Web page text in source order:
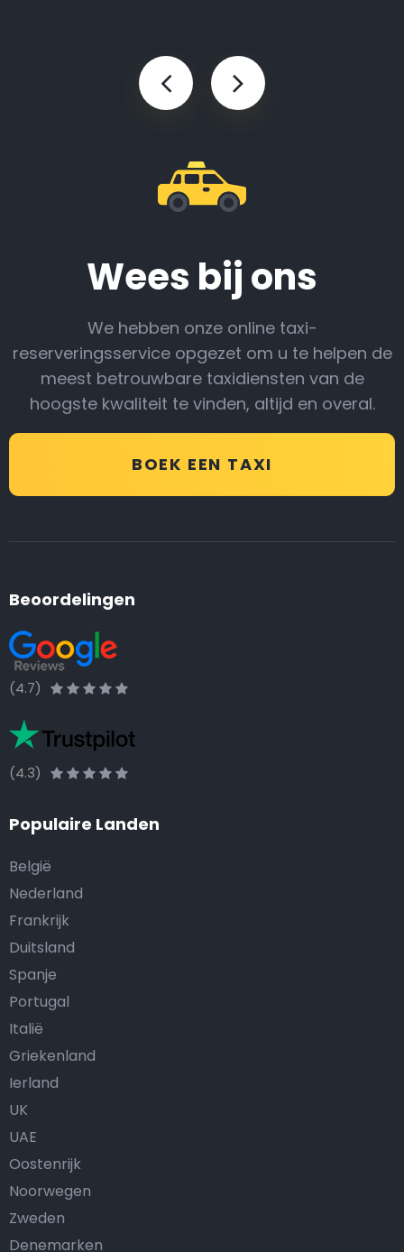
Wees bij ons
We hebben onze online taxi-
reserveringsservice opgezet om u te helpen de
meest betrouwbare taxidiensten van de
hoogste kwaliteit te vinden, altijd en overal.
BOEK EEN TAXI
Beoordelingen
(4.7)
(4.3)
Populaire Landen
België
Nederland
Frankrijk
Duitsland
Spanje
Portugal
Italië
Griekenland
Ierland
UK
UAE
Oostenrijk
Noorwegen
Zweden
Denemarken